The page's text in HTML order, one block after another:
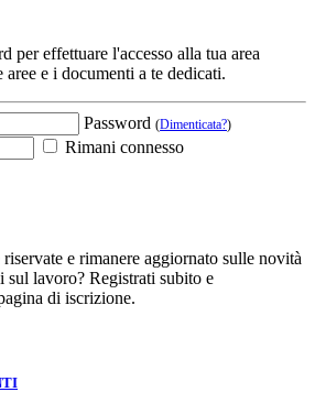
per effettuare l'accesso alla tua area
e i documenti a te dedicati.
Password (Dimenticata?)
Rimani connesso
e rimanere aggiornato sulle novità
sul lavoro? Registrati subito e
di iscrizione.